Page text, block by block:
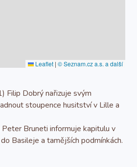
Leaflet | © Seznam.cz a.s. a další
Dobrý nařizuje svým
stoupence husitství v Lille a
Bruneti informuje kapitulu v
Basileje a tamějších podmínkách.